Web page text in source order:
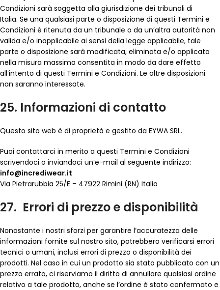
Condizioni sarà soggetta alla giurisdizione dei tribunali di
Italia. Se una qualsiasi parte o disposizione di questi Termini e
Condizioni è ritenuta da un tribunale o da un’altra autorità non
valida e/o inapplicabile ai sensi della legge applicabile, tale
parte o disposizione sarà modificata, eliminata e/o applicata
nella misura massima consentita in modo da dare effetto
all’intento di questi Termini e Condizioni. Le altre disposizioni
non saranno interessate.
25. Informazioni di contatto
Questo sito web è di proprietà e gestito da EYWA SRL.
Puoi contattarci in merito a questi Termini e Condizioni
scrivendoci o inviandoci un’e-mail al seguente indirizzo:
info@incrediwear.it
Via Pietrarubbia 25/E – 47922 Rimini (RN) Italia
27. Errori di prezzo e disponibilità
Nonostante i nostri sforzi per garantire l’accuratezza delle
informazioni fornite sul nostro sito, potrebbero verificarsi errori
tecnici o umani, inclusi errori di prezzo o disponibilità dei
prodotti. Nel caso in cui un prodotto sia stato pubblicato con un
prezzo errato, ci riserviamo il diritto di annullare qualsiasi ordine
relativo a tale prodotto, anche se l’ordine è stato confermato e